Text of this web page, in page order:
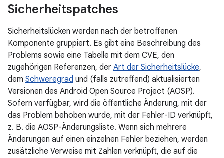
Sicherheitspatches
Sicherheitslücken werden nach der betroffenen
Komponente gruppiert. Es gibt eine Beschreibung des
Problems sowie eine Tabelle mit dem CVE, den
zugehörigen Referenzen, der Art der Sicherheitslücke,
dem Schweregrad und (falls zutreffend) aktualisierten
Versionen des Android Open Source Project (AOSP).
Sofern verfügbar, wird die öffentliche Änderung, mit der
das Problem behoben wurde, mit der Fehler-ID verknüpft,
z. B. die AOSP-Änderungsliste. Wenn sich mehrere
Änderungen auf einen einzelnen Fehler beziehen, werden
zusätzliche Verweise mit Zahlen verknüpft, die auf die